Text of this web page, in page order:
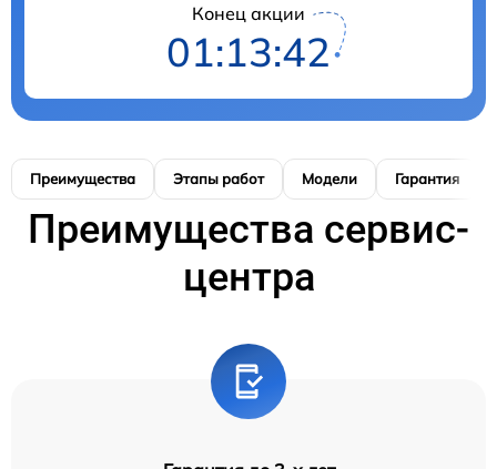
Конец акции
01:13:41
Преимущества Этапы работ Модели Гарантия
Преимущества сервис-
центра